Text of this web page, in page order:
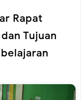
Rapat
Tujuan